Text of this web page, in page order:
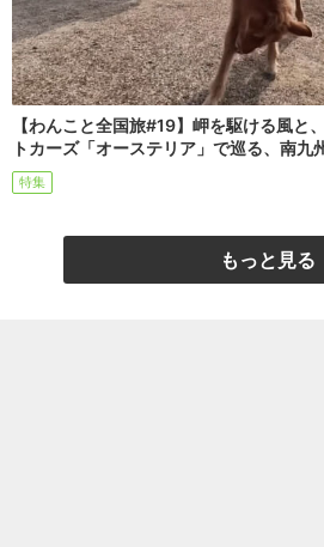
【わんこと全国旅#19】岬を駆ける風と
トカーズ「オーステリア」で巡る、南九
特集
もっと見る